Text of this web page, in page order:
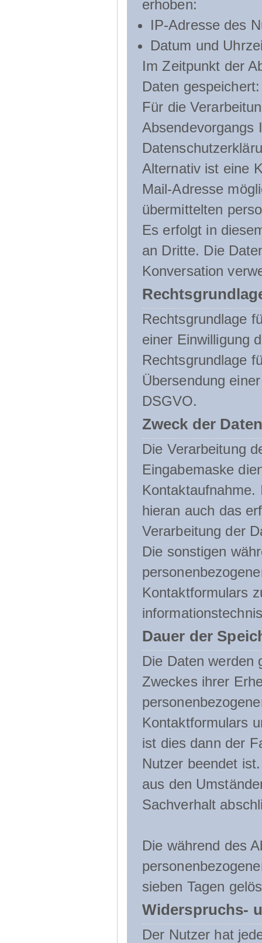
erhoben:
IP-Adresse des
Datum und
Im Zeitpunkt der
Daten gespeichert:
Für die
Absendevorgangs
Alternativ ist eine
Mail-Adresse
übermittelten
Es erfolgt in
an Dritte. Die
Konversation
Rechtsgrundlage
einer Einwilligung
Rechtsgrundlage
Übersendung
DSGVO.
Zweck der
Die Verarbeitung
Eingabemaske
hieran auch das
Verarbeitung der
Die sonstigen
Kontaktformulars
Dauer der
Die Daten werden
Zweckes ihrer
Kontaktformulars
ist dies dann der
Nutzer beendet
aus den
Sachverhalt
Die während des
sieben Tagen
Widerspruchs-
Der Nutzer hat